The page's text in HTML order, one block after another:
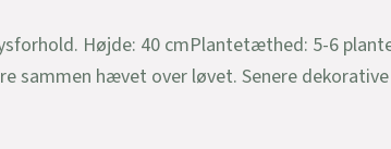
Højde: 40 cmPlantetæthed: 5-6
sammen hævet over løvet. Senere